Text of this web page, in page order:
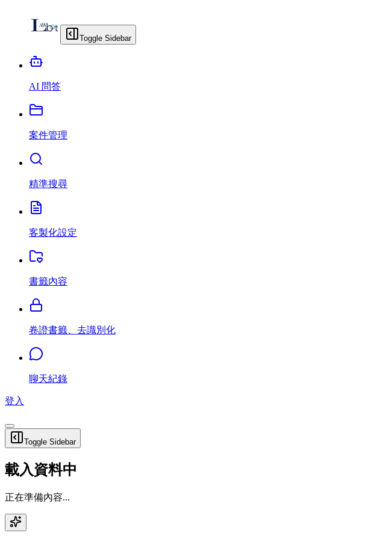
Toggle Sidebar
AI 問答
案件管理
精準搜尋
客製化設定
書籤內容
卷證書籤、去識別化
聊天紀錄
登入
Toggle Sidebar
載入資料中
正在準備內容...